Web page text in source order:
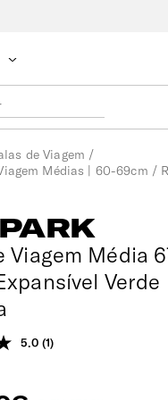
de Viagem /
Médias | 60-69cm /
Viagem Média
Verde
5.0 Leu
(1)